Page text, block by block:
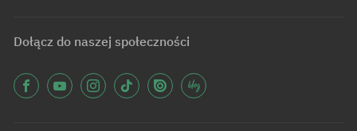
Dołącz do naszej społeczności